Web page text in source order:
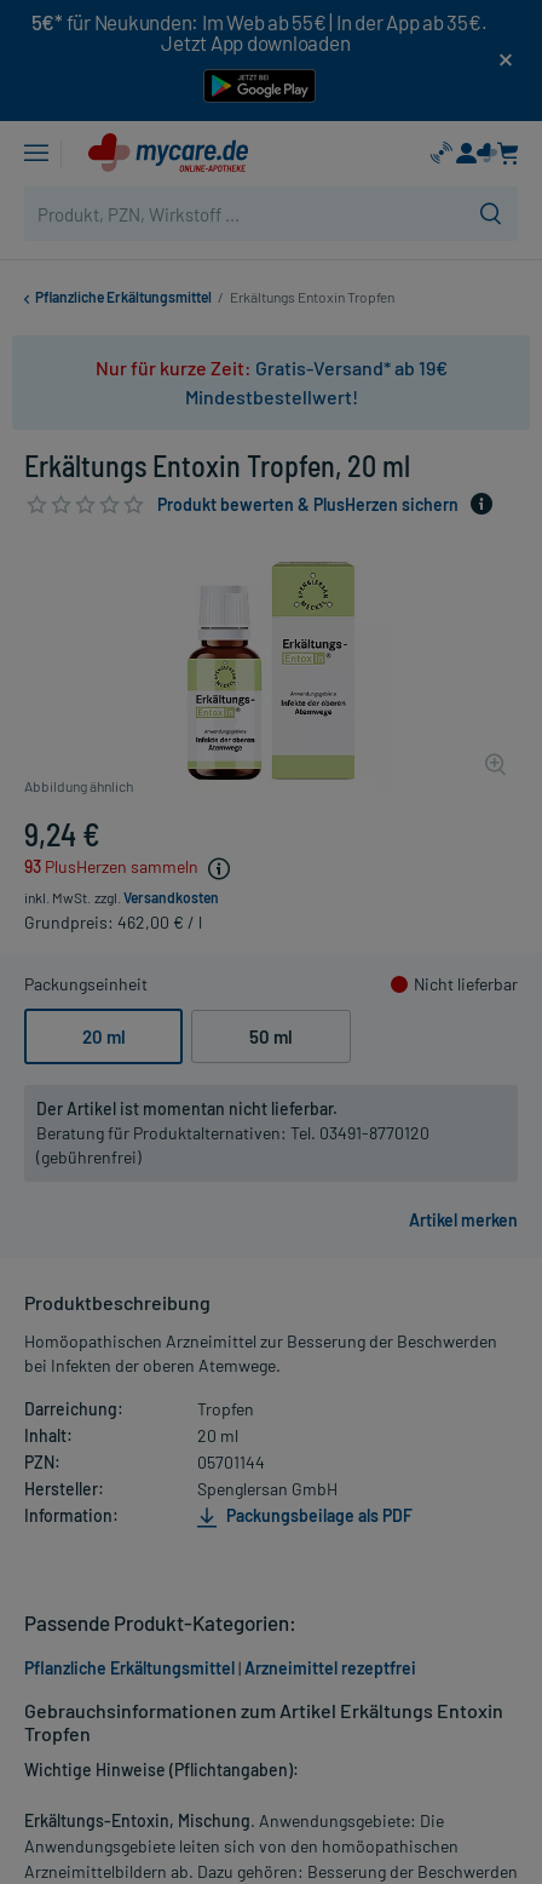
5€* für Neukunden: Im Web ab 55€ | In der App ab 35€.
Jetzt App downloaden
Pflanzliche Erkältungsmittel / Erkältungs Entoxin Tropfen
Nur für kurze Zeit: Gratis-Versand* ab 19€
Mindestbestellwert!
Erkältungs Entoxin Tropfen, 20 ml
Produkt bewerten & PlusHerzen sichern
Abbildung ähnlich
9,24 €
93 PlusHerzen sammeln
inkl. MwSt. zzgl. Versandkosten
Grundpreis: 462,00 € / l
Packungseinheit Nicht lieferbar
20 ml 50 ml
Der Artikel ist momentan nicht lieferbar.
Beratung für Produktalternativen: Tel. 03491-8770120
(gebührenfrei)
Produktbeschreibung
Homöopathischen Arzneimittel zur Besserung der Beschwerden
bei Infekten der oberen Atemwege.
Darreichung:
Tropfen
Inhalt:
20 ml
PZN:
05701144
Hersteller:
Spenglersan GmbH
Information:
Packungsbeilage als PDF
Gebrauchsinformationen zum Artikel Erkältungs Entoxin
Tropfen
Wichtige Hinweise (Pflichtangaben):
Erkältungs-Entoxin, Mischung. Anwendungsgebiete: Die
Anwendungsgebiete leiten sich von den homöopathischen
Arzneimittelbildern ab. Dazu gehören: Besserung der Beschwerden
Passende Produkt-Kategorien:
Pflanzliche Erkältungsmittel|Arzneimittel rezeptfrei